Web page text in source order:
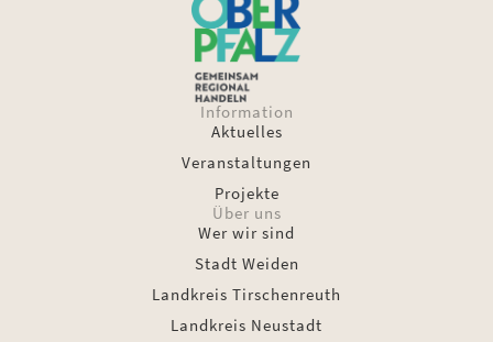
Information
Aktuelles
Veranstaltungen
Projekte
Über uns
Wer wir sind
Stadt Weiden
Landkreis Tirschenreuth
Landkreis Neustadt